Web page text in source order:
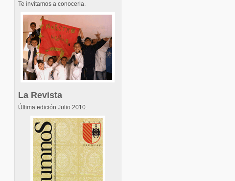
Te invitamos a conocerla.
La Revista
Última edición Julio 2010.